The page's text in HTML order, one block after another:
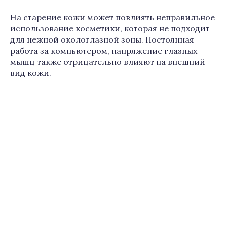
На старение кожи может повлиять неправильное
использование косметики, которая не подходит
для нежной окологлазной зоны. Постоянная
работа за компьютером, напряжение глазных
мышц также отрицательно влияют на внешний
вид кожи.